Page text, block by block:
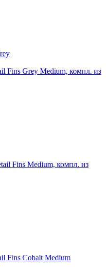
Fins Grey Medium, компл. из
Fins Medium, компл. из
Fins Cobalt Medium